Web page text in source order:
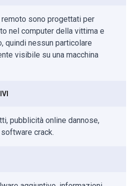
remoto sono progettati per
nel computer della vittima e
quindi nessun particolare
visibile su una macchina
pubblicità online dannose,
crack.